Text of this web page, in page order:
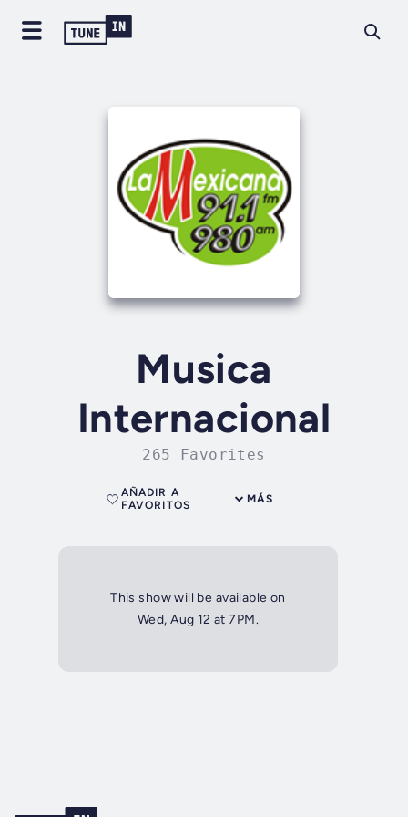
Musica
Internacional
265 Favorites
MÁS
AÑADIR A
FAVORITOS
This show will be available on
Wed, Aug 12 at 7PM.